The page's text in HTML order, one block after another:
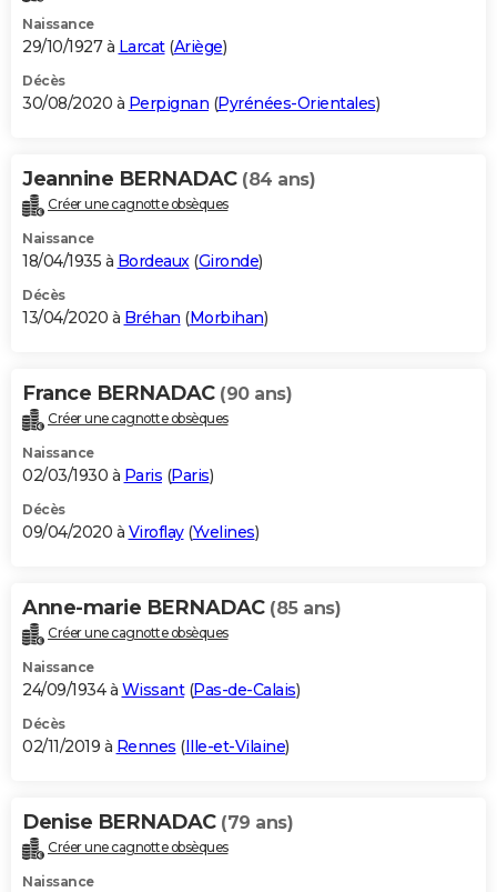
Naissance
29/10/1927 à Larcat(Ariège)
Décès
30/08/2020 à Perpignan (Pyrénées-Orientales)
Jeannine BERNADAC (84 ans)
Créer une cagnotte obsèques
Naissance
18/04/1935 à Bordeaux(Gironde)
Décès
13/04/2020 à Bréhan (Morbihan)
France BERNADAC (90 ans)
Créer une cagnotte obsèques
Naissance
02/03/1930 à Paris (Paris)
Décès
09/04/2020 à Viroflay(Yvelines)
Anne-marie BERNADAC (85 ans)
Créer une cagnotte obsèques
Naissance
24/09/1934 à Wissant(Pas-de-Calais)
Décès
02/11/2019 à Rennes (Ille-et-Vilaine)
Denise BERNADAC (79 ans)
Créer une cagnotte obsèques
Naissance